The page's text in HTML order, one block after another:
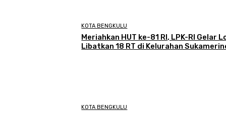
KOTA BENGKULU
Meriahkan HUT ke-81 RI, LPK-RI Gelar
Libatkan 18 RT di Kelurahan
KOTA BENGKULU